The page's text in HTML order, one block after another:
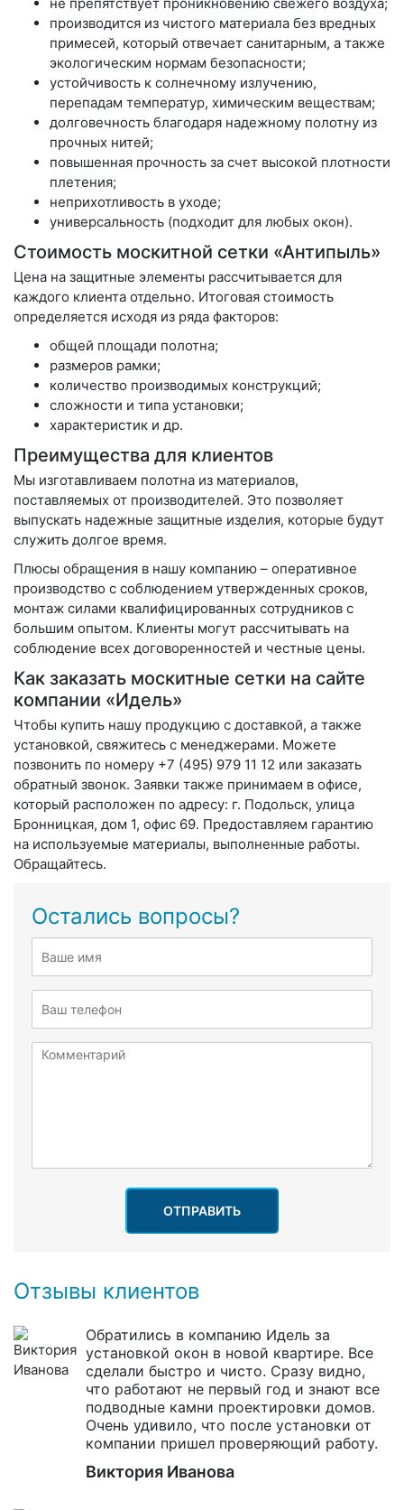
производится из чистого материала без вредных
примесей, который отвечает санитарным, а также
экологическим нормам безопасности;
устойчивость к солнечному излучению,
перепадам температур, химическим веществам;
долговечность благодаря надежному полотну из
прочных нитей;
повышенная прочность за счет высокой плотности
плетения;
неприхотливость в уходе;
универсальность (подходит для любых окон).
Стоимость москитной сетки «Антипыль»
Цена на защитные элементы рассчитывается для
каждого клиента отдельно. Итоговая стоимость
определяется исходя из ряда факторов:
общей площади полотна;
размеров рамки;
количество производимых конструкций;
сложности и типа установки;
характеристик и др.
Преимущества для клиентов
Мы изготавливаем полотна из материалов,
поставляемых от производителей. Это позволяет
выпускать надежные защитные изделия, которые будут
служить долгое время.
Плюсы обращения в нашу компанию – оперативное
производство с соблюдением утвержденных сроков,
монтаж силами квалифицированных сотрудников с
большим опытом. Клиенты могут рассчитывать на
соблюдение всех договоренностей и честные цены.
Как заказать москитные сетки на сайте
компании «Идель»
Чтобы купить нашу продукцию с доставкой, а также
установкой, свяжитесь с менеджерами. Можете
позвонить по номеру +7 (495) 979 11 12 или заказать
обратный звонок. Заявки также принимаем в офисе,
который расположен по адресу: г. Подольск, улица
Бронницкая, дом 1, офис 69. Предоставляем гарантию
на используемые материалы, выполненные работы.
Обращайтесь.
Остались вопросы?
ОТПРАВИТЬ
Отзывы клиентов
Обратились в компанию Идель за
установкой окон в новой квартире. Все
сделали быстро и чисто. Сразу видно,
что работают не первый год и знают все
подводные камни проектировки домов.
Очень удивило, что после установки от
компании пришел проверяющий работу.
Виктория Иванова